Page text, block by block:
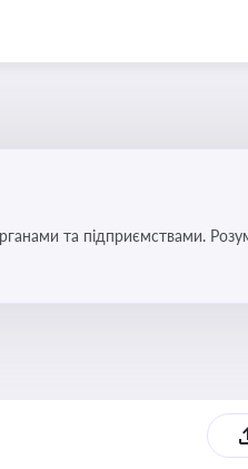
та підприємствами.
законодавству